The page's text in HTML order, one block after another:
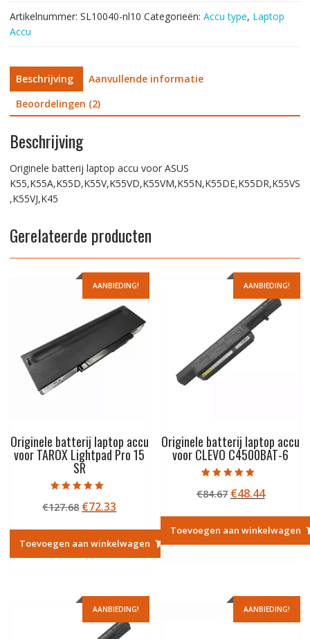
Artikelnummer: SL10040-nl10 Categorieën: Accu type, Laptop
Accu
Beschrijving
Aanvullende informatie
Beoordelingen (2)
Beschrijving
Originele batterij laptop accu voor ASUS
K55,K55A,K55D,K55V,K55VD,K55VM,K55N,K55DE,K55DR,K55VS
,K55VJ,K45
Gerelateerde producten
AANBIEDING!
Originele batterij laptop accu
voor TAROX Lightpad Pro 15
SR
5.00
uit 5
€127.68 Oorspronkelijke
was:
€127.68.
€72.33
is:
€72.33.
Toevoegen aan winkelwagen
AANBIEDING!
Originele batterij laptop accu
voor CLEVO C4500BAT-6
5.00
uit 5
€84.67
was:
€84.67.
€48.44Huidige
is:
€48.44.
Toevoegen aan winkelwagen
AANBIEDING! AANBIEDING!